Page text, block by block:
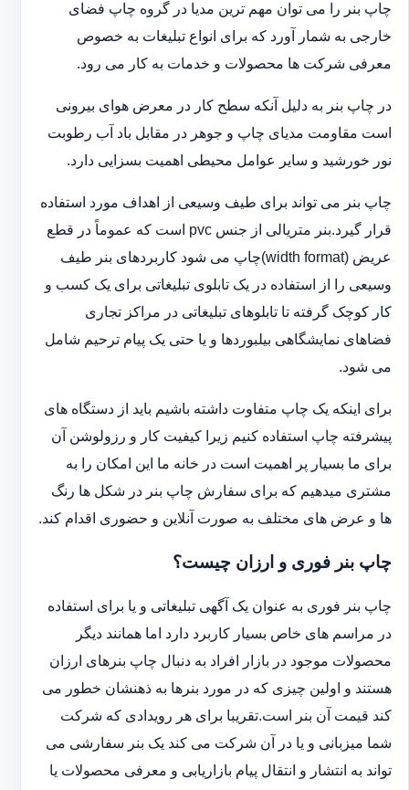
چاپ بنر را می توان مهم ترین مدیا در گروه چاپ فضای
خارجی به شمار آورد که برای انواع تبلیغات به خصوص
معرفی شرکت ها محصولات و خدمات به کار می رود.
در چاپ بنر به دلیل آنکه سطح کار در معرض هوای بیرونی
است مقاومت مدیای چاپ و جوهر در مقابل باد آب رطوبت
نور خورشید و سایر عوامل محیطی اهمیت بسزایی دارد.
چاپ بنر می تواند برای طیف وسیعی از اهداف مورد استفاده
قرار گیرد.بنر متریالی از جنس pvc است که عموماً در قطع
عریض (width format)چاپ می شود کاربردهای بنر طیف
وسیعی را از استفاده در یک تابلوی تبلیغاتی برای یک کسب و
کار کوچک گرفته تا تابلوهای تبلیغاتی در مراکز تجاری
فضاهای نمایشگاهی بیلبوردها و یا حتی یک پیام ترحیم شامل
می شود.
برای اینکه یک چاپ متفاوت داشته باشیم باید از دستگاه های
پیشرفته چاپ استفاده کنیم زیرا کیفیت کار و رزولوشن آن
برای ما بسیار پر اهمیت است در خانه ما این امکان را به
مشتری میدهیم که برای سفارش چاپ بنر در شکل ها رنگ
ها و عرض های مختلف به صورت آنلاین و حضوری اقدام کند.
چاپ بنر فوری و ارزان چیست؟
چاپ بنر فوری به عنوان یک آگهی تبلیغاتی و یا برای استفاده
در مراسم های خاص بسیار کاربرد دارد اما همانند دیگر
محصولات موجود در بازار افراد به دنبال چاپ بنرهای ارزان
هستند و اولین چیزی که در مورد بنرها به ذهنشان خطور می
کند قیمت آن بنر است.تقریبا برای هر رویدادی که شرکت
شما میزبانی و یا در آن شرکت می کند یک بنر سفارشی می
تواند به انتشار و انتقال پیام بازاریابی و معرفی محصولات یا